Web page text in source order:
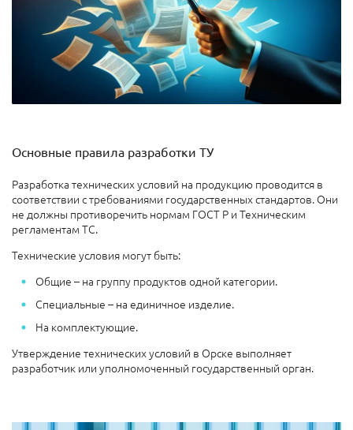
Основные правила разработки ТУ
Разработка технических условий на продукцию проводится в
соответствии с требованиями государственных стандартов. Они
не должны противоречить нормам ГОСТ Р и Техническим
регламентам ТС.
Технические условия могут быть:
Общие – на группу продуктов одной категории.
Специальные – на единичное изделие.
На комплектующие.
Утверждение технических условий в Орске выполняет
разработчик или уполномоченный государственный орган.